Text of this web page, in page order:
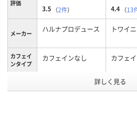
評価
3.5 （2件） 4.4 （13
メーカー ハルナプロデュース トワイ
カフェイ
ンタイプ
カフェインなし カフェ
70
詳しく見る